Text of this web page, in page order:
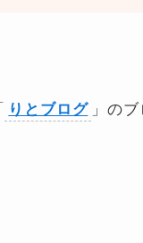
りとブログ 」の